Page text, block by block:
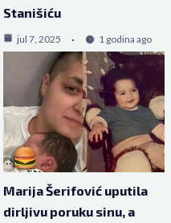
Stanišiću
jul 7, 2025 1 godina ago
Marija Šerifović uputila
dirljivu poruku sinu, a